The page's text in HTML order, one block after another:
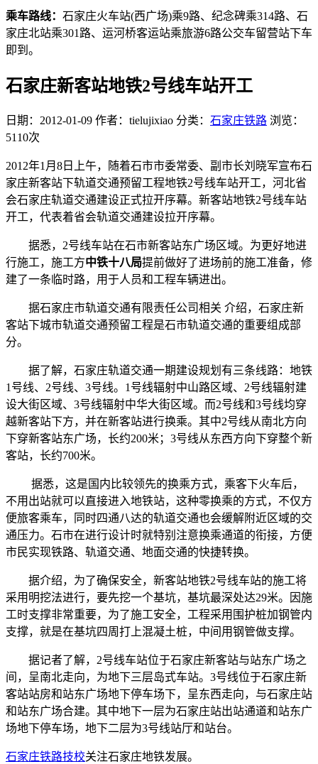
乘车路线： 石家庄火车站(西广场)乘9路、纪念碑乘314路、石
家庄北站乘301路、运河桥客运站乘旅游6路公交车留营站下车
即到。
石家庄新客站地铁2号线车站开工
日期：2012-01-09 作者：tielujixiao 分类： 石家庄铁路 浏览：
5110次
2012年1月8日上午，随着石市市委常委、副市长刘晓军宣布石
家庄新客站下轨道交通预留工程地铁2号线车站开工，河北省
会石家庄轨道交通建设正式拉开序幕。新客站地铁2号线车站
开工，代表着省会轨道交通建设拉开序幕。
据悉，2号线车站在石市新客站东广场区域。为更好地进
行施工，施工方中铁十八局提前做好了进场前的施工准备，修
建了一条临时路，用于人员和工程车辆进出。
据石家庄市轨道交通有限责任公司相关 介绍，石家庄新
客站下城市轨道交通预留工程是石市轨道交通的重要组成部
分。
据了解，石家庄轨道交通一期建设规划有三条线路：地铁
1号线、2号线、3号线。1号线辐射中山路区域、2号线辐射建
设大街区域、3号线辐射中华大街区域。而2号线和3号线均穿
越新客站下方，并在新客站进行换乘。其中2号线从南北方向
下穿新客站东广场，长约200米；3号线从东西方向下穿整个新
客站，长约700米。
据悉，这是国内比较领先的换乘方式，乘客下火车后，
不用出站就可以直接进入地铁站，这种零换乘的方式，不仅方
便旅客乘车，同时四通八达的轨道交通也会缓解附近区域的交
通压力。石市在进行设计时就特别注意换乘通道的衔接，方便
市民实现铁路、轨道交通、地面交通的快捷转换。
据介绍，为了确保安全，新客站地铁2号线车站的施工将
采用明挖法进行，要先挖一个基坑，基坑最深处达29米。因施
工时支撑非常重要，为了施工安全，工程采用围护桩加钢管内
支撑，就是在基坑四周打上混凝土桩，中间用钢管做支撑。
据记者了解，2号线车站位于石家庄新客站与站东广场之
间，呈南北走向，为地下三层岛式车站。3号线位于石家庄新
客站站房和站东广场地下停车场下，呈东西走向，与石家庄站
和站东广场合建。其中地下一层为石家庄站出站通道和站东广
场地下停车场，地下二层为3号线站厅和站台。
石家庄铁路技校关注石家庄地铁发展。